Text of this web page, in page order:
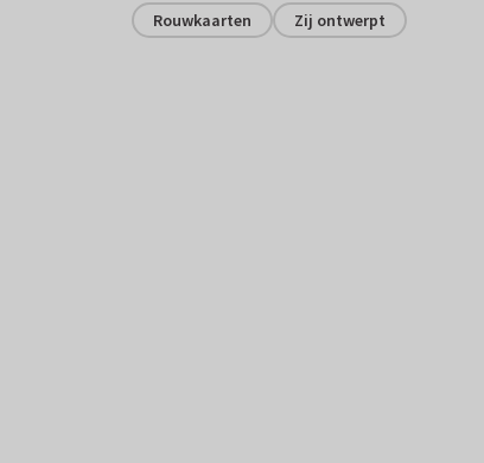
Rouwkaarten Zij ontwerpt